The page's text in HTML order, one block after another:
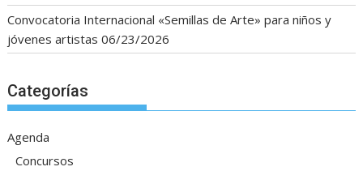
Convocatoria Internacional «Semillas de Arte» para niños y
jóvenes artistas 06/23/2026
Categorías
Agenda
Concursos